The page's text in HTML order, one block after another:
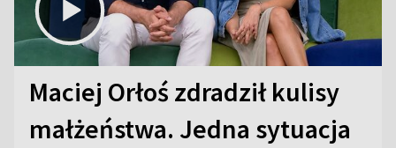
Maciej Orłoś zdradził kulisy
małżeństwa. Jedna sytuacja